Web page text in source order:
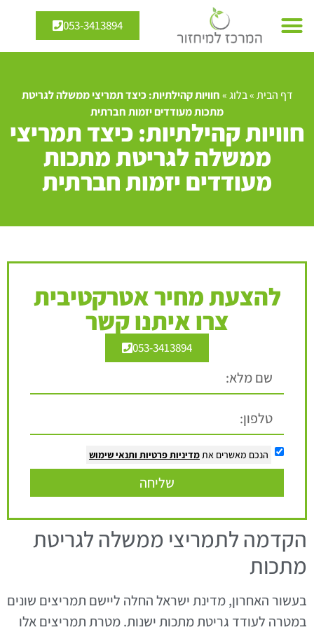
053-3413894
דף הבית»בלוג»חוויות קהילתיות: כיצד תמריצי ממשלה לגריטת
מתכות מעודדים יזמות חברתית
חוויות קהילתיות: כיצד תמריצי
ממשלה לגריטת מתכות
מעודדים יזמות חברתית
להצעת מחיר אטרקטיבית
צרו איתנו קשר
053-3413894
הנכם מאשרים את מדיניות פרטיות ותנאי שימוש
שליחה
הקדמה לתמריצי ממשלה לגריטת
מתכות
בעשור האחרון, מדינת ישראל החלה ליישם תמריצים שונים
במטרה לעודד גריטת מתכות ישנות. מטרת תמריצים אלו